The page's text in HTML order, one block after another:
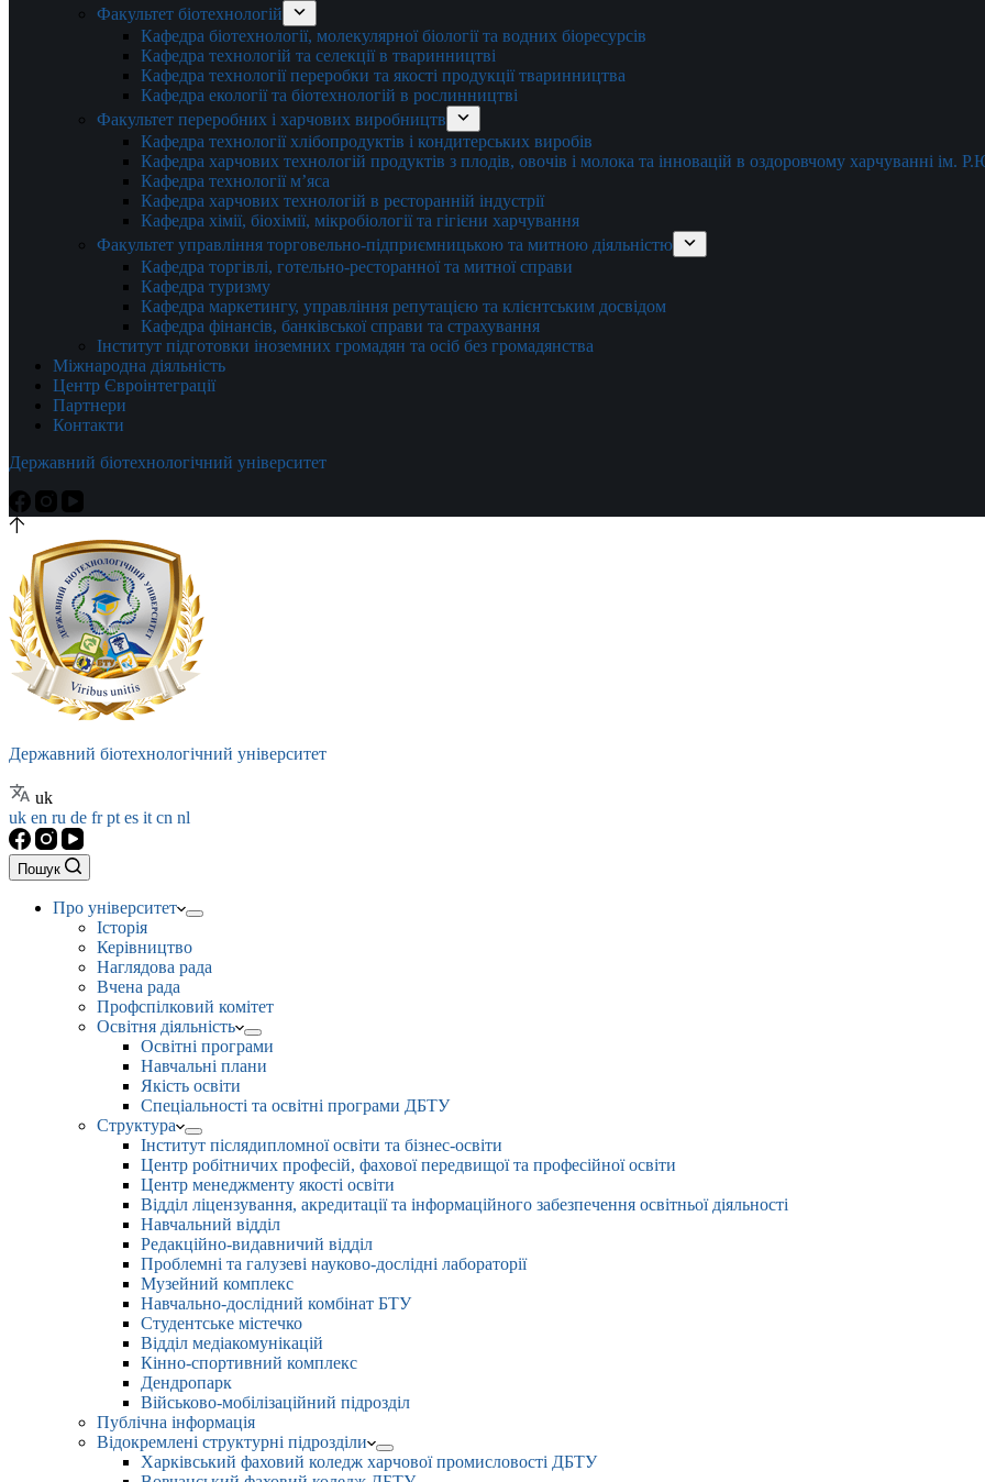
Факультет біотехнологій
Кафедра біотехнології, молекулярної біології та водних біоресурсів
Кафедра технологій та селекції в тваринництві
Кафедра технології переробки та якості продукції тваринництва
Кафедра екології та біотехнологій в рослинництві
Факультет переробних і харчових виробництв
Кафедра технології хлібопродуктів і кондитерських виробів
Кафедра харчових технологій продуктів з плодів, овочів і молока та інновацій в оздоровчому харчуванні ім.
Кафедра технології м’яса
Кафедра харчових технологій в ресторанній індустрії
Кафедра хімії, біохімії, мікробіології та гігієни харчування
Факультет управління торговельно-підприємницькою та митною діяльністю
Кафедра торгівлі, готельно-ресторанної та митної справи
Кафедра туризму
Кафедра маркетингу, управління репутацією та клієнтським досвідом
Кафедра фінансів, банківської справи та страхування
Інститут підготовки іноземних громадян та осіб без громадянства
Міжнародна діяльність
Центр Євроінтеграції
Партнери
Контакти
Державний біотехнологічний університет
Державний біотехнологічний університет
uk
uk en ru de frpt es it cn nl
Пошук
Про університет
Історія
Керівництво
Наглядова рада
Вчена рада
Профспілковий комітет
Освітня діяльність
Освітні програми
Навчальні плани
Якість освіти
Спеціальності та освітні програми ДБТУ
Структура
Інститут післядипломної освіти та бізнес-освіти
Центр робітничих професій, фахової передвищої та професійної освіти
Центр менеджменту якості освіти
Відділ ліцензування, акредитації та інформаційного забезпечення освітньої діяльності
Навчальний відділ
Редакційно-видавничий відділ
Проблемні та галузеві науково-дослідні лабораторії
Музейний комплекс
Навчально-дослідний комбінат БТУ
Студентське містечко
Відділ медіакомунікацій
Кінно-спортивний комплекс
Дендропарк
Військово-мобілізаційний підрозділ
Публічна інформація
Відокремлені структурні підрозділи
Харківський фаховий коледж харчової промисловості ДБТУ